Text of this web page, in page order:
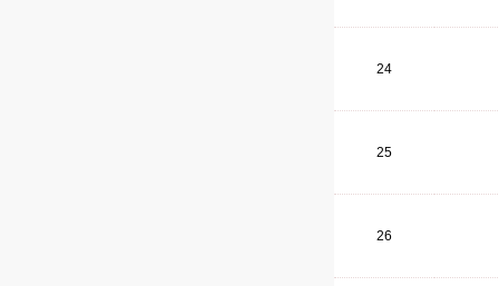
24
25
26